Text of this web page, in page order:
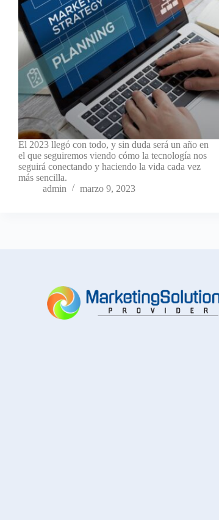
El 2023 llegó con todo, y sin duda será un año en
el que seguiremos viendo cómo la tecnología nos
seguirá conectando y haciendo la vida cada vez
más sencilla.
admin
marzo 9, 2023